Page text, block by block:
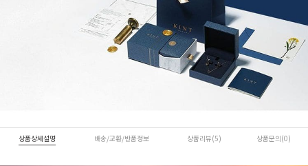
상품상세설명 배송/교환/반품정보 상품리뷰(5) 상품문의(0)